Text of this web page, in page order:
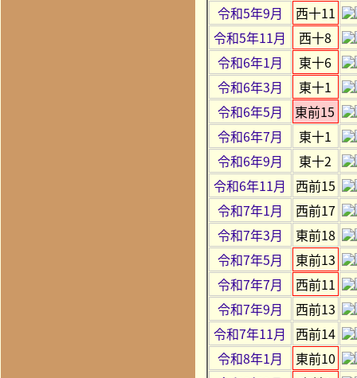
令和5年9月
西十11
令和5年11月
西十8
令和6年1月
東十6
令和6年3月
東十1
令和6年5月
東前15
令和6年7月
東十1
令和6年9月
東十2
令和6年11月
西前15
令和7年1月
西前17
令和7年3月
東前18
令和7年5月
東前13
令和7年7月
西前11
令和7年9月
西前13
令和7年11月
西前14
令和8年1月
東前10